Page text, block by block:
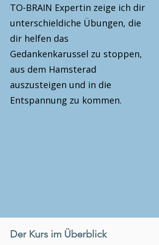
TO-BRAIN Expertin zeige ich dir
unterschieldiche Übungen, die
dir helfen das
Gedankenkarussel zu stoppen,
aus dem Hamsterad
auszusteigen und in die
Entspannung zu kommen.
Der Kurs im Überblick